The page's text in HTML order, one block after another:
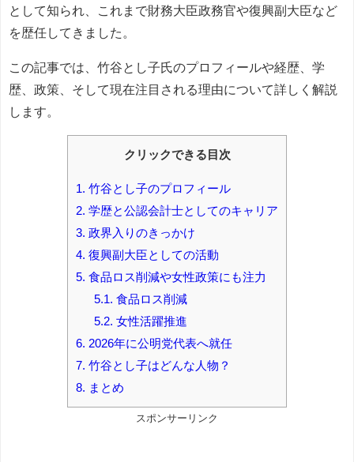
として知られ、これまで財務大臣政務官や復興副大臣など
を歴任してきました。
この記事では、竹谷とし子氏のプロフィールや経歴、学
歴、政策、そして現在注目される理由について詳しく解説
します。
クリックできる目次
1. 竹谷とし子のプロフィール
2. 学歴と公認会計士としてのキャリア
3. 政界入りのきっかけ
4. 復興副大臣としての活動
5. 食品ロス削減や女性政策にも注力
5.1. 食品ロス削減
5.2. 女性活躍推進
6. 2026年に公明党代表へ就任
7. 竹谷とし子はどんな人物？
8. まとめ
スポンサーリンク